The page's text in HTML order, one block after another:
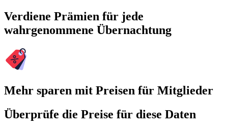
Verdiene Prämien für jede
wahrgenommene Übernachtung
Mehr sparen mit Preisen für Mitglieder
Überprüfe die Preise für diese Daten